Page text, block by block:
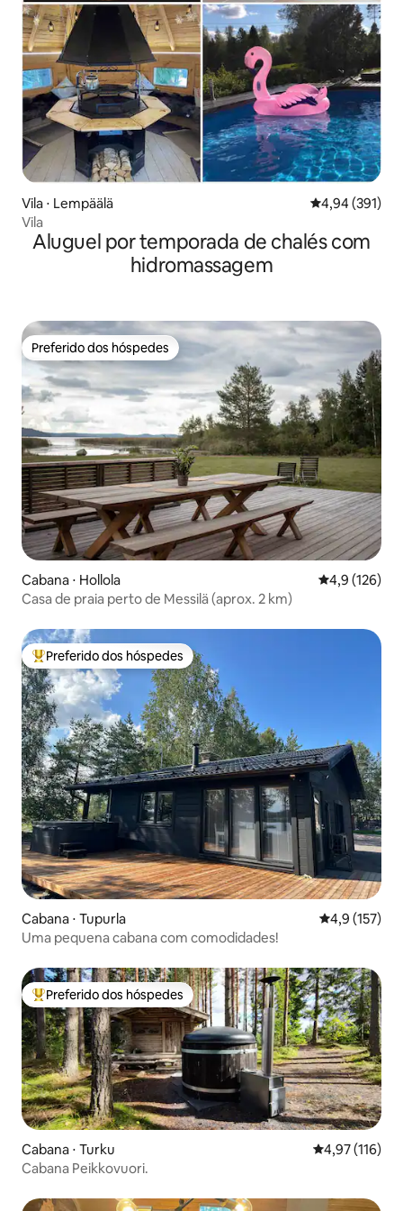
Vila ⋅ Lempäälä 4,94 de uma
4,94 (391)
Vila
Aluguel por temporada de chalés com
hidromassagem
Preferido dos hóspedes
Preferido dos hóspedes
Cabana ⋅ Hollola 4,9 de uma
4,9 (126)
Casa de praia perto de Messilä (aprox. 2 km)
Entre os melhores preferidos dos hóspedes
Preferido dos hóspedes
Cabana ⋅ Tupurla 4,9 de uma
4,9 (157)
Uma pequena cabana com comodidades!
Entre os melhores preferidos dos hóspedes
Preferido dos hóspedes
Cabana ⋅ Turku 4,97 de uma
4,97 (116)
Cabana Peikkovuori.